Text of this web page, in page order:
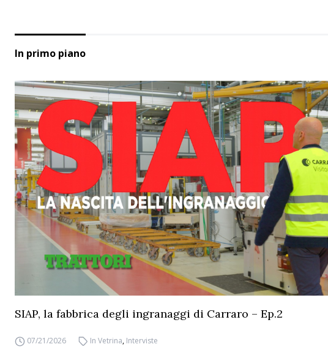
In primo piano
SIAP, la fabbrica degli ingranaggi di Carraro – Ep.2
07/21/2026 In Vetrina, Interviste